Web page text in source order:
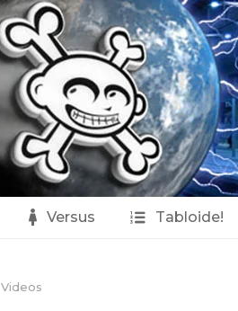
Versus Tabloide!
Videos